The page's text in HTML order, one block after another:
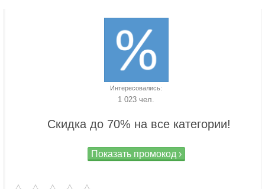
Интересовались:
1 023 чел.
Скидка до 70% на все категории!
Показать промокод ›